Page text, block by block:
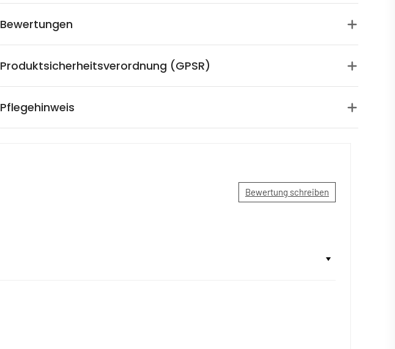
Bewertungen
Produktsicherheitsverordnung (GPSR)
Pflegehinweis
Bewertung schreiben